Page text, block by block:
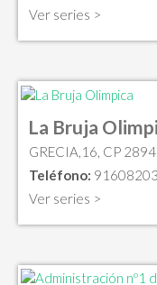
Ver series >
La Bruja
GRECIA,16, CP
Teléfono:
Ver series >